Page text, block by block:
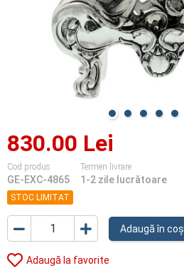
830.00 Lei
Cod produs
GE-EXC-4865
Termen livrare
1-2 zile lucrătoare
STOC LIMITAT
Adaugă în coș
Adaugă la favorite